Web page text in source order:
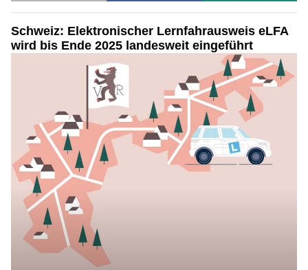
Schweiz: Elektronischer Lernfahrausweis eLFA
wird bis Ende 2025 landesweit eingeführt